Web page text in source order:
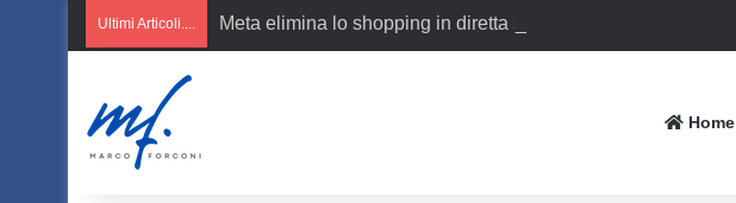
Ultimi Articoli.... Meta elimina lo shopping in diretta su Instagram: ecco perché
Home